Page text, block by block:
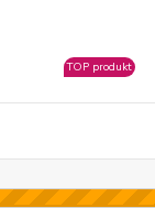
TOP produkt